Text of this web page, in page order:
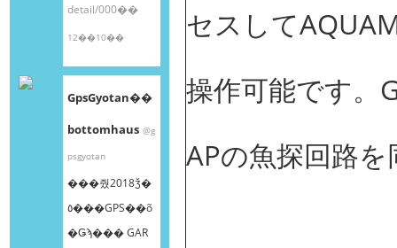
detail/000��
12��10��
GpsGyotan��
bottomhaus @g
psgyotan
���줬2018ǯ�
٥���GPS��õ
�Ǥϡ��� GAR
セスして
操作可能です。
APの魚探回路